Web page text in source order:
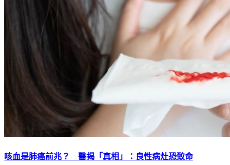
咳血是肺癌前兆？ 醫揭「真相」：良性病灶恐致命